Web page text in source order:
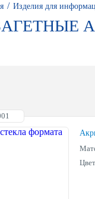
/ Изделия для